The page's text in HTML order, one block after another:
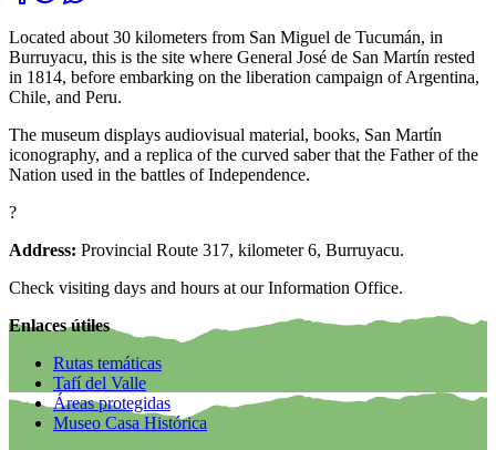
Located about 30 kilometers from San Miguel de Tucumán, in
Burruyacu, this is the site where General José de San Martín rested
in 1814, before embarking on the liberation campaign of Argentina,
Chile, and Peru.
The museum displays audiovisual material, books, San Martín
iconography, and a replica of the curved saber that the Father of the
Nation used in the battles of Independence.
?
Address: Provincial Route 317, kilometer 6, Burruyacu.
Check visiting days and hours at our Information Office.
Enlaces útiles
Rutas temáticas
Tafí del Valle
Áreas protegidas
Museo Casa Histórica